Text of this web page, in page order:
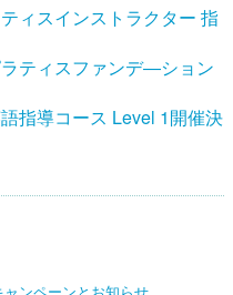
ィスインストラクター 指
ティスファンデ―ション
指導コース Level 1開催決
ャンペーンとお知らせ